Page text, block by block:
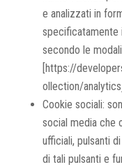
e analizzati in
specificatamente
secondo le
[https://
ollection/
Cookie sociali:
social media che
ufficiali, pulsanti
di tali pulsanti e